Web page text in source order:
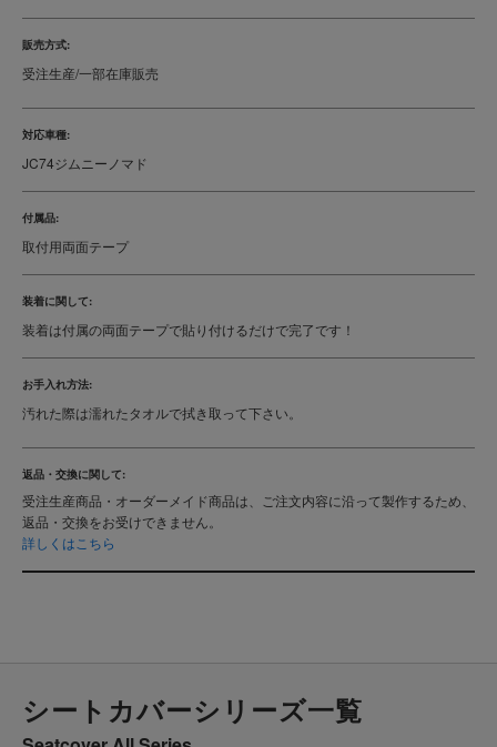
販売方式:
受注生産/一部在庫販売
対応車種:
JC74ジムニーノマド
付属品:
取付用両面テープ
装着に関して:
装着は付属の両面テープで貼り付けるだけで完了です！
お手入れ方法:
汚れた際は濡れたタオルで拭き取って下さい。
返品・交換に関して:
受注生産商品・オーダーメイド商品は、ご注文内容に沿って製作するため、
返品・交換をお受けできません。
詳しくはこちら
シートカバーシリーズ一覧